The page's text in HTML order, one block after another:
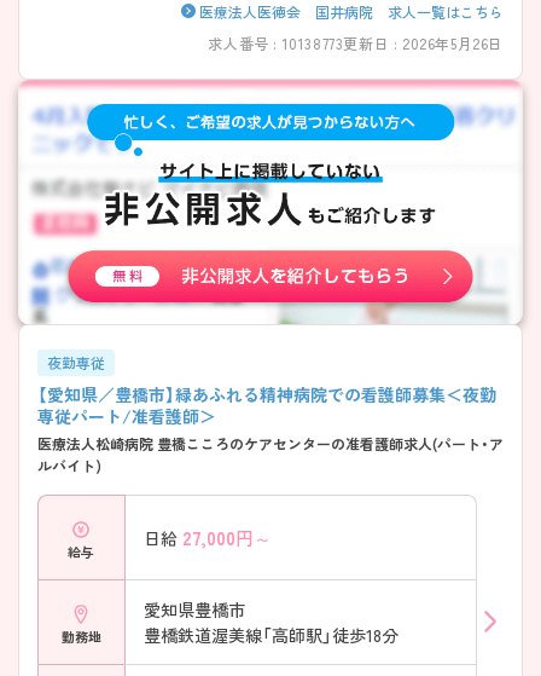
医療法人医徳会 国井病院 求人一覧はこちら
求人番号 : 10138773更新日 : 2026年5月26日
夜勤専従
【愛知県／豊橋市】緑あふれる精神病院での看護師募集＜夜勤
専従パート/准看護師＞
医療法人松崎病院 豊橋こころのケアセンターの准看護師求人(パート・ア
ルバイト)
給与
日給 27,000円～
勤務地
愛知県豊橋市
豊橋鉄道渥美線「高師駅」徒歩18分